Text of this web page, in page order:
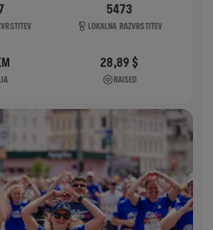
5473
LOKALNA RAZVRSTITEV
28,89 $
RAISED